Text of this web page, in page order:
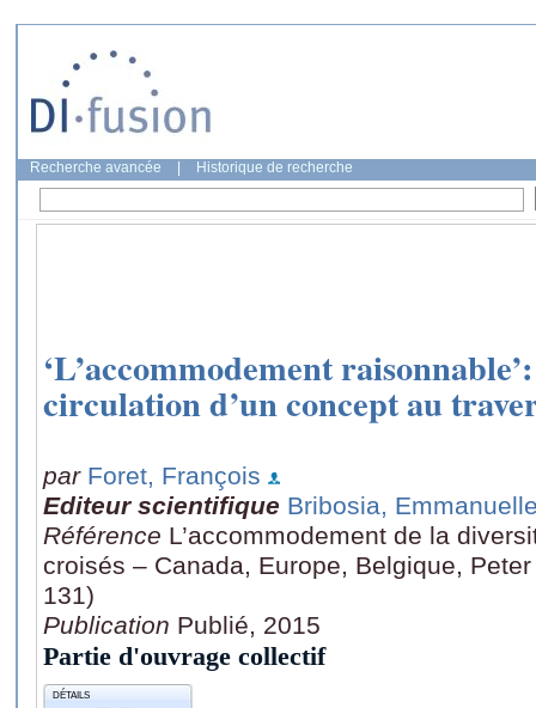
Recherche avancée Historique de recherche
‘L’accommodement
circulation d’un concept au
par Foret, François
Editeur scientifique Bribosia,
Référence L’accommodement de la
croisés – Canada, Europe, Belgique,
131)
Publication Publié, 2015
Partie d'ouvrage collectif
DÉTAILS